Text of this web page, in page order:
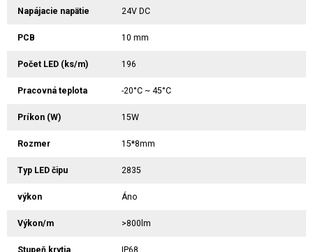
Napájacie napätie 24V DC
PCB 10 mm
Počet LED (ks/m) 196
Pracovná teplota -20°C ~ 45°C
Príkon (W) 15W
Rozmer 15*8mm
Typ LED čipu 2835
výkon Áno
Výkon/m >800lm
Stupeň krytia IP68